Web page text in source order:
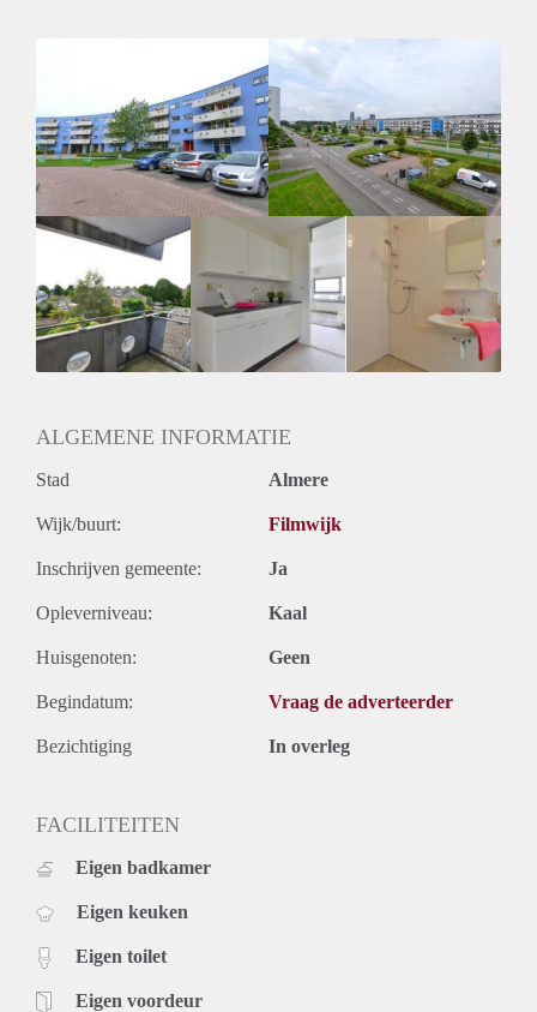
Huisdieren toegestaan: Afhankelijk van de Eigenaar
Huurtoeslag grens: Nee
Geschikt voor studenten: Afhankelijk van de Eigenaar
ALGEMENE INFORMATIE
Stad Almere
Wijk/buurt: Filmwijk
Inschrijven gemeente: Ja
Opleverniveau: Kaal
Huisgenoten: Geen
Begindatum: Vraag de adverteerder
Bezichtiging In overleg
FACILITEITEN
Eigen badkamer
Eigen keuken
Eigen toilet
Eigen voordeur